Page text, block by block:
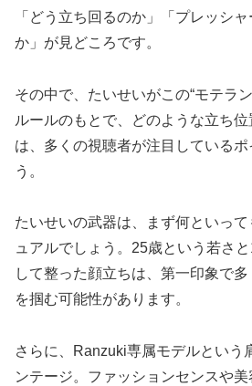
「どう立ち回るのか」「プレッシ
か」が見どころです。
その中で、たいせいがこの“モテラ
ルールのもとで、どのような立ち
は、多くの視聴者が注目している
う。
たいせいの武器は、まず何といっ
ュアルでしょう。25歳という若さ
して整った顔立ちは、第一印象で
を掴む可能性があります。
さらに、Ranzuki専属モデルという
ンテージ。ファッションセンスや美